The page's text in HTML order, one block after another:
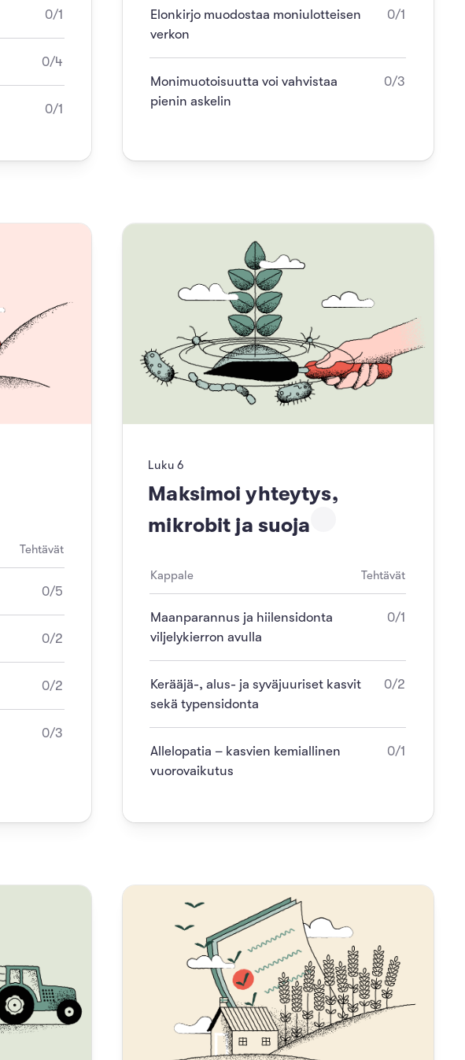
0/1
0/4
0/1
Elonkirjo muodostaa moniulotteisen
verkon
0/1
Monimuotoisuutta voi vahvistaa
pienin askelin
0/3
Tehtävät
0/5
0/2
0/2
0/3
Luku 6
Maksimoi yhteytys,
mikrobit ja suoja
Kappale Tehtävät
Maanparannus ja hiilensidonta
viljelykierron avulla
0/1
Kerääjä-, alus- ja syväjuuriset kasvit
sekä typensidonta
0/2
Allelopatia – kasvien kemiallinen
vuorovaikutus
0/1